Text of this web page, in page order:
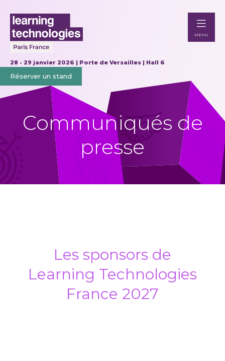
28 - 29 janvier 2026 | Porte de Versailles | Hall 6
Réserver un stand
MENU
Communiqués de
presse
Les sponsors de
Learning Technologies
France 2027